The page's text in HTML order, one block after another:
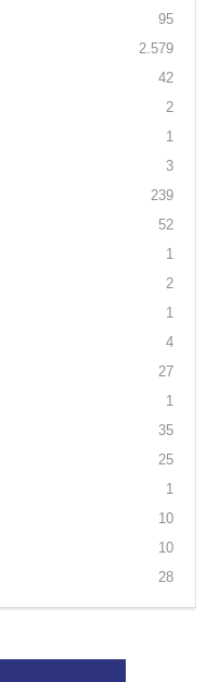
95
2.579
42
2
1
3
239
52
1
2
1
4
27
1
35
25
1
10
10
28